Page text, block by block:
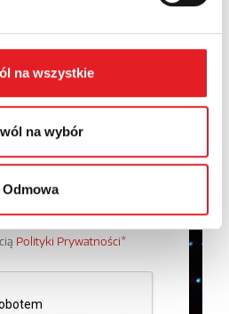
na wszystkie
na wybór
Odmowa
przetwarzanie moich danych
S.A. Więcej informacji na
danych osobowych w
Polityki Prywatności*